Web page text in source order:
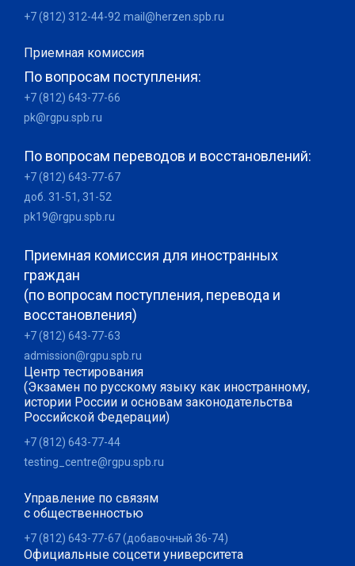
+7 (812) 312-44-92 mail@herzen.spb.ru
Приемная комиссия
По вопросам поступления:
+7 (812) 643-77-66
pk@rgpu.spb.ru
По вопросам переводов и восстановлений:
+7 (812) 643-77-67
доб. 31-51, 31-52
pk19@rgpu.spb.ru
Приемная комиссия для иностранных
граждан
(по вопросам поступления, перевода и
восстановления)
+7 (812) 643-77-63
admission@rgpu.spb.ru
Центр тестирования
(Экзамен по русскому языку как иностранному,
истории России и основам законодательства
Российской Федерации)
+7 (812) 643-77-44
testing_centre@rgpu.spb.ru
Управление по связям
с общественностью
+7 (812) 643-77-67 (добавочный 36-74)
Официальные соцсети университета